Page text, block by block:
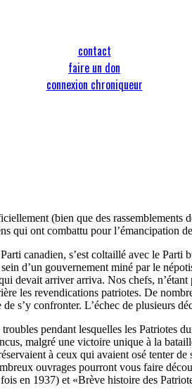
contact
faire un don
connexion chroniqueur
(bien que des
qui ont combattu pour l’émancipation
canadien, s’est coltaillé avec le Parti
d’un gouvernement miné par le
devait arriver arriva. Nos chefs,
les revendications patriotes. De
s’y confronter. L’échec de plusieurs
pendant lesquelles les Patriotes
malgré une victoire unique à la
à ceux qui avaient osé tenter
ouvrages pourront vous faire
en 1937) et «Brève histoire des